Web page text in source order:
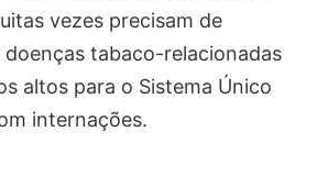
vezes precisam de
doenças tabaco-relacionadas
altos para o Sistema Único
internações.